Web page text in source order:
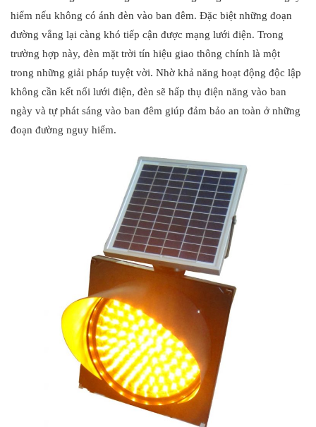
hiểm nếu không có ánh đèn vào ban đêm. Đặc biệt những đoạn
đường vắng lại càng khó tiếp cận được mạng lưới điện. Trong
trường hợp này, đèn mặt trời tín hiệu giao thông chính là một
trong những giải pháp tuyệt vời. Nhờ khả năng hoạt động độc lập
không cần kết nối lưới điện, đèn sẽ hấp thụ điện năng vào ban
ngày và tự phát sáng vào ban đêm giúp đảm bảo an toàn ở những
đoạn đường nguy hiểm.